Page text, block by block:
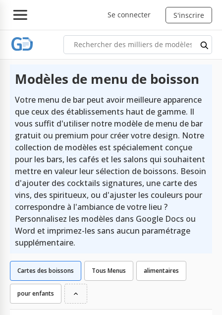
Se connecter S'inscrire
Modèles de menu de boisson
Votre menu de bar peut avoir meilleure apparence
que ceux des établissements haut de gamme. Il
vous suffit d'utiliser notre modèle de menu de bar
gratuit ou premium pour créer votre design. Notre
collection de modèles est spécialement conçue
pour les bars, les cafés et les salons qui souhaitent
mettre en valeur leur sélection de boissons. Besoin
d'ajouter des cocktails signatures, une carte des
vins, des spiritueux, ou d'ajuster les couleurs pour
correspondre à l'ambiance de votre lieu ?
Personnalisez les modèles dans Google Docs ou
Word et imprimez-les sans aucun paramétrage
supplémentaire.
Tous Menus
Cartes des boissons alimentaires
pour enfants